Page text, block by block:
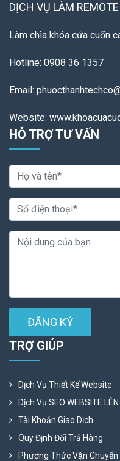
DỊCH VỤ LÀM REMOTE
Làm chìa khóa cửa cuốn
Hotline: 0908 36 1357
Email:
Website:
HỖ TRỢ TƯ VẤN
ĐĂNG KÝ
TRỢ GIÚP
Dịch Vụ Thiết Kế Website
Dịch Vụ SEO WEBSITE
Tài Khoản Giao Dịch
Quy Định Đổi Trả Hàng
Phương Thức Vận Chuyển